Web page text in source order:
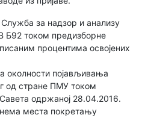
за надзор и анализу
Б92 током предизборне
процентима освојених
околности појављивања
од стране ПМУ током
одржаној 28.04.2016.
нема места покретању